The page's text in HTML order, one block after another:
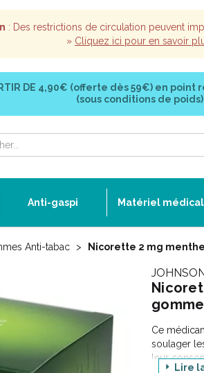
: Des restrictions de circulation peuvent
» Cliquez ici pour en savoir
DE 4,90€ (offerte dès 59€) en point
(sous conditions de poids)
Anti-gaspi Matériel médical
Anti-tabac Nicorette 2 mg
Ce
soulager
leur
Lire